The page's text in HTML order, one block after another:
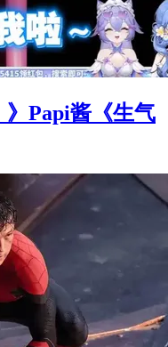
Papi酱《生气